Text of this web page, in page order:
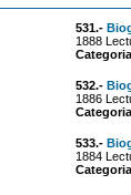
531.-
1888
532.-
1886
533.-
1884